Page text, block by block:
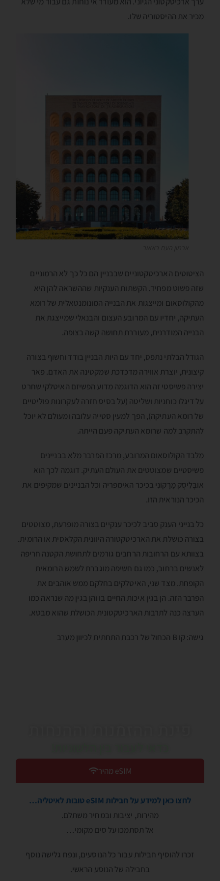
מכיר את ההיסטוריה שלו.
הציטוטים הארכיטקטוניים שבבניין הם כל כך לא הרמוניים
שזה פשוט מפחיד. הקשתות הענקיות שההשראה להן היא
מהקולוסאום ומייצגות את הבנייה המונומנטאלית של רומא
העתיקה, יחדיו עם המרובע העצום והבנאלי שמייצגת את
הבנייה המודרנית, מעוררת תחושה קשה בצופה.
הגודל הבלתי נתפס, יחד עם היות הבניין בודד וחשוף בצורה
קיצונית, יוצרת אווירה מדכדכת שמקטינה את האדם. פאר
יצירה פשיסטי זה הוא הדוגמה מדוע הפשיזם האיטלקי שחרט
על דיגלו כוחניות ושליטה (על בסיס חזרה לעקרונות פוליטיים
של רומא העתיקה), הפך למעין סטייה עלובה ומעולם לא יוכל
להתקרב למה שרומא העתיקה פעם הייתה.
מלבד הקולוסאום המרובע, מרכז הפרבר מלא בבניינים
פשיסטיים שמצוטטים את העולם העתיק. דוגמה לכך הוא
אוֹבֶּלִיסְק מָרָקוֹנִי בכיכר האימפריה וכל הבניינים שמקיפים את
הכיכר הנוראית הזו.
כל בנייני הענק סביב לכיכר ענקיים בצורה מופרעת, מצוטטים
בצורה כושלת את הארכיטקטורה היוונית הקלאסית או הרומית.
בצוותא עם הרחובות הרחבים גורמים לתחושת הקטנה חריפה
לאנשים ברחוב, כמו גם חשיפה מוגברת לשמש הרומאית
הקופחת. מצד שני, האיטלקים בחלקם ממש אוהבים את
הפרבר הזה. הן בגין איכות החיים בו והן בגין מה שנראה כמו
הערצה כנה לתרבות הארכיטקטונית הכושלת שהוא מבטא.
גישה: קו B הכחול של רכבת התחתית לכיוון מערב
eSIM מהיר
לחצו כאן למידע על חבילות eSIM טובות לאיטליה…
מהירות, יציבות ובמחיר משתלם.
אל תסתמכו על סים מקומי…
זכרו להוסיף חבילות עבור כל הנוסעים, ונפח גלישה נוסף
בחבילה של הנוסע הראשי.